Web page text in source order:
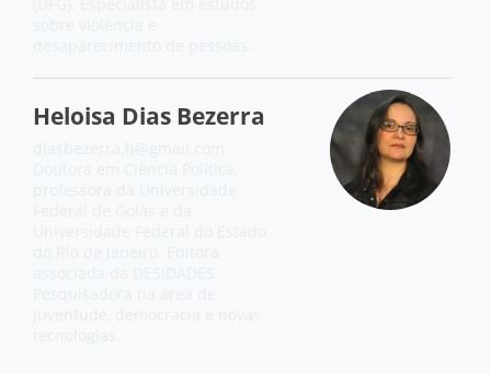
Heloisa Dias Bezerra